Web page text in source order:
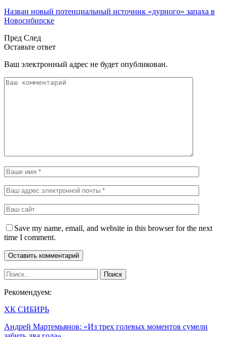
Назван новый потенциальный источник «дурного» запаха в
Новосибирске
Пред След
Оставьте ответ
Ваш электронный адрес не будет опубликован.
Save my name, email, and website in this browser for the next
time I comment.
Рекомендуем:
ХК СИБИРЬ
Андрей Мартемьянов: «Из трех голевых моментов сумели